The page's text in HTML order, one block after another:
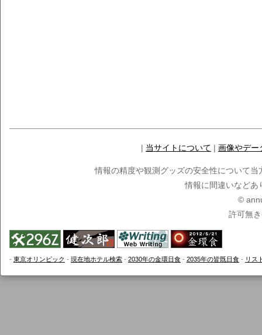
| 当サイトについて | 画像やデー
情報の精度や観測グッズの安全性について
情報に間違いなどあ
©
許可無
- 東京オリンピック - 現在地ホテル検索 - 2030年の金環日食 - 2035年の皆既日食 - リス